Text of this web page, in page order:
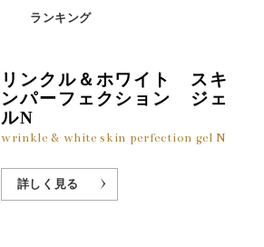
ランキング
リンクル＆ホワイト スキ
ンパーフェクション ジェ
ルN
wrinkle & white skin perfection gel N
詳しく見る